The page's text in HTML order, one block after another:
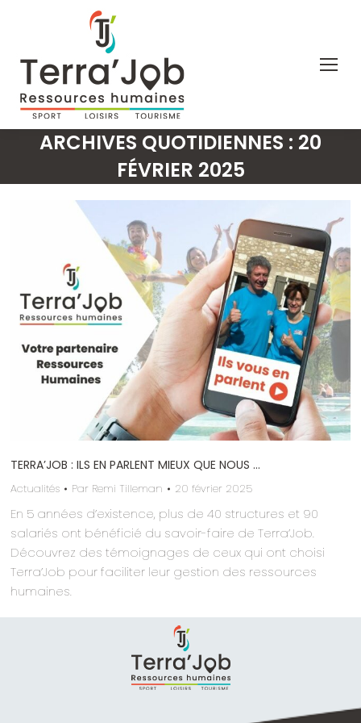
ARCHIVES QUOTIDIENNES : 20
FÉVRIER 2025
TERRA’JOB : ILS EN PARLENT MIEUX QUE NOUS …
Actualités Par Remi Tilleman 20 février 2025
En 5 années d’existence, plus de 40 structures et 90
salariés ont bénéficié du savoir-faire de Terra’Job.
Découvrez des témoignages de ceux qui ont choisi
Terra’Job pour faciliter leur gestion des ressources
humaines.